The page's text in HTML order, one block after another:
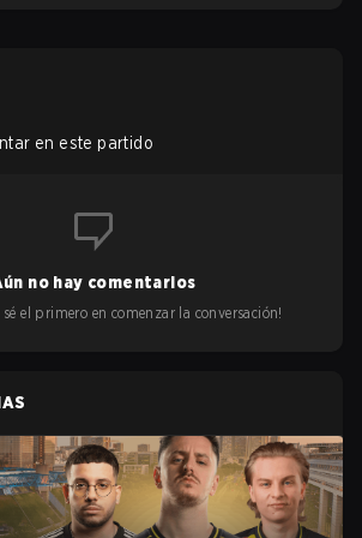
en este partido
no hay comentarios
sé el primero en comenzar la conversación!